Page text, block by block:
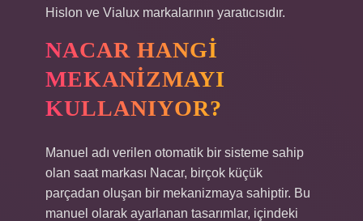
Hislon ve Vialux markalarının yaratıcısıdır.
NACAR HANGI
MEKANIZMAYI
KULLANIYOR?
Manuel adı verilen otomatik bir sisteme sahip
olan saat markası Nacar, birçok küçük
parçadan oluşan bir mekanizmaya sahiptir. Bu
manuel olarak ayarlanan tasarımlar, içindeki